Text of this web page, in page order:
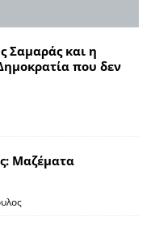
Σαμαράς και η
που δεν
Μαζέματα